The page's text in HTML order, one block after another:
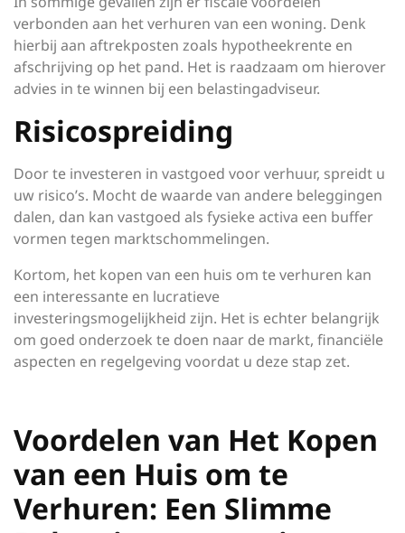
verbonden aan het verhuren van een woning. Denk
hierbij aan aftrekposten zoals hypotheekrente en
afschrijving op het pand. Het is raadzaam om hierover
advies in te winnen bij een belastingadviseur.
Risicospreiding
Door te investeren in vastgoed voor verhuur, spreidt u
uw risico’s. Mocht de waarde van andere beleggingen
dalen, dan kan vastgoed als fysieke activa een buffer
vormen tegen marktschommelingen.
Kortom, het kopen van een huis om te verhuren kan
een interessante en lucratieve
investeringsmogelijkheid zijn. Het is echter belangrijk
om goed onderzoek te doen naar de markt, financiële
aspecten en regelgeving voordat u deze stap zet.
Voordelen van Het Kopen
van een Huis om te
Verhuren: Een Slimme